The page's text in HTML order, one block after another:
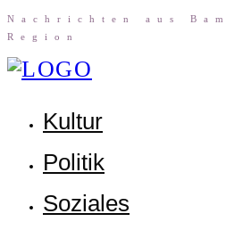
Nach­rich­ten aus
Region
Kul­tur
Poli­tik
Sozia­les